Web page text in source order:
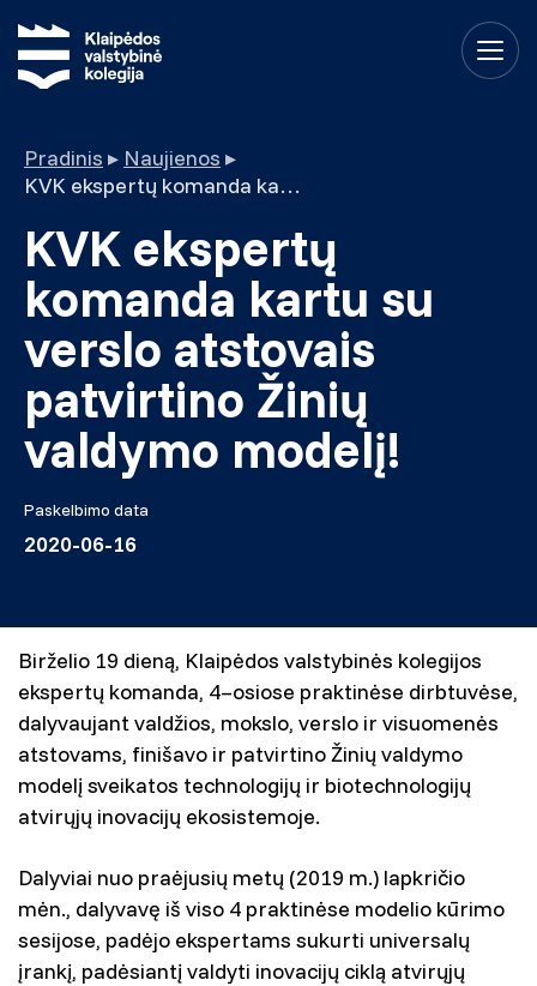
Pradinis ▸ Naujienos ▸
KVK ekspertų komanda kartu su verslo atstovais patvirtino Žinių valdymo modelį!
KVK ekspertų
komanda kartu su
verslo atstovais
patvirtino Žinių
valdymo modelį!
Paskelbimo data
2020-06-16
Birželio 19 dieną, Klaipėdos valstybinės kolegijos
ekspertų komanda, 4–osiose praktinėse dirbtuvėse,
dalyvaujant valdžios, mokslo, verslo ir visuomenės
atstovams, finišavo ir patvirtino Žinių valdymo
modelį sveikatos technologijų ir biotechnologijų
atvirųjų inovacijų ekosistemoje.
Dalyviai nuo praėjusių metų (2019 m.) lapkričio
mėn., dalyvavę iš viso 4 praktinėse modelio kūrimo
sesijose, padėjo ekspertams sukurti universalų
įrankį, padėsiantį valdyti inovacijų ciklą atvirųjų